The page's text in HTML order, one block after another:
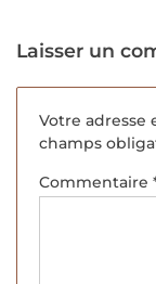
Laisser un
Votre adresse
champs
Commentaire